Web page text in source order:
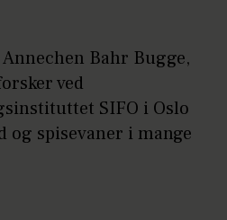
Bahr Bugge,
ved
SIFO i Oslo
og spisevaner i mange